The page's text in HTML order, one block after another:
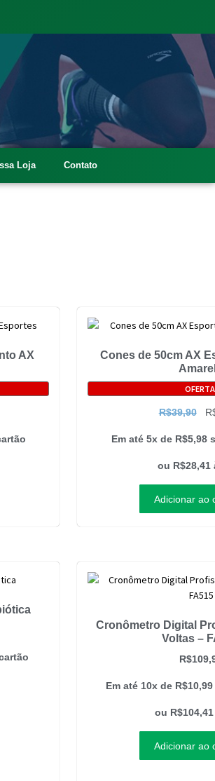
Loja Contato
AX
Cones de 50cm AX
R$39,90
Em até 5x de R$5,98
ou R$28,41
Adicionar ao
Cronômetro Digital
Voltas –
R$
Em até 10x de R$10,99
ou R$104,41
Adicionar ao